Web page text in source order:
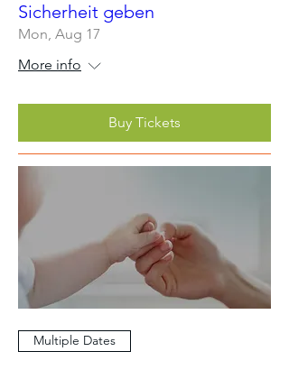
Sicherheit geben
Mon, Aug 17
More info
Buy Tickets
Multiple Dates